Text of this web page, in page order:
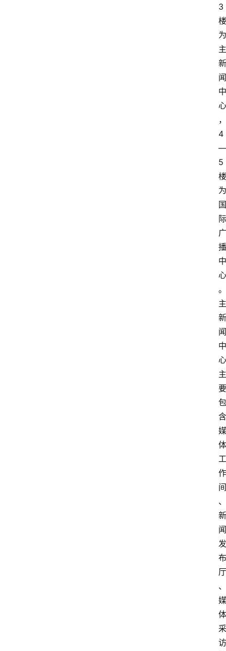
3
楼
为
主
新
闻
中
心
，
4
—
5
楼
为
国
际
广
播
中
心
。
主
新
闻
中
心
主
要
包
含
媒
体
工
作
间
、
新
闻
发
布
厅
、
媒
体
采
访